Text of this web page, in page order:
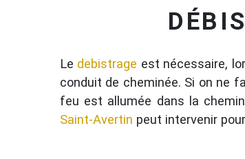
Le debistrage est nécessaire,
conduit de cheminée. Si on ne
feu est allumée dans la
Saint-Avertin peut intervenir